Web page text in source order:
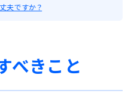
夫ですか？
べきこと